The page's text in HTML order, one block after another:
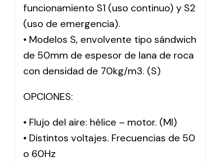
funcionamiento S1 (uso continuo) y S2
(uso de emergencia).
• Modelos S, envolvente tipo sándwich
de 50mm de espesor de lana de roca
con densidad de 70kg/m3. (S)
OPCIONES:
• Flujo del aire: hélice – motor. (MI)
• Distintos voltajes. Frecuencias de 50
o 60Hz